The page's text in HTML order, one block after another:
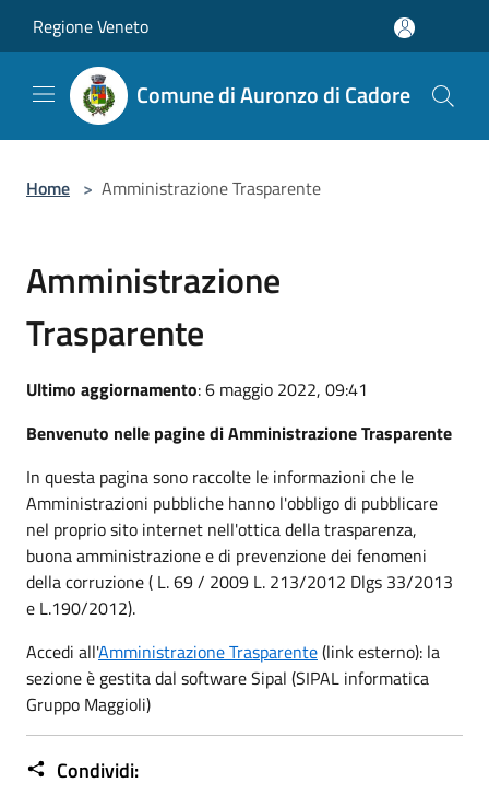
Regione Veneto
Comune di Auronzo di Cadore
Home > Amministrazione Trasparente
Amministrazione
Trasparente
Ultimo aggiornamento: 6 maggio 2022, 09:41
Benvenuto nelle pagine di Amministrazione Trasparente
In questa pagina sono raccolte le informazioni che le
Amministrazioni pubbliche hanno l'obbligo di pubblicare
nel proprio sito internet nell'ottica della trasparenza,
buona amministrazione e di prevenzione dei fenomeni
della corruzione ( L. 69 / 2009 L. 213/2012 Dlgs 33/2013
e L.190/2012).
Accedi all'Amministrazione Trasparente(link esterno): la
sezione è gestita dal software Sipal (SIPAL informatica
Gruppo Maggioli)
Condividi: